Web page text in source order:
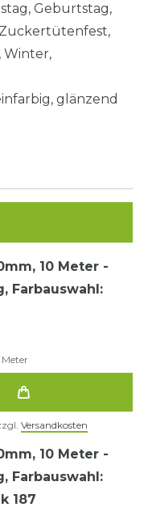
Geburtstag,
Winter,
glänzend
10 Meter -
, Farbauswahl:
Meter
Versandkosten
10 Meter -
, Farbauswahl:
187